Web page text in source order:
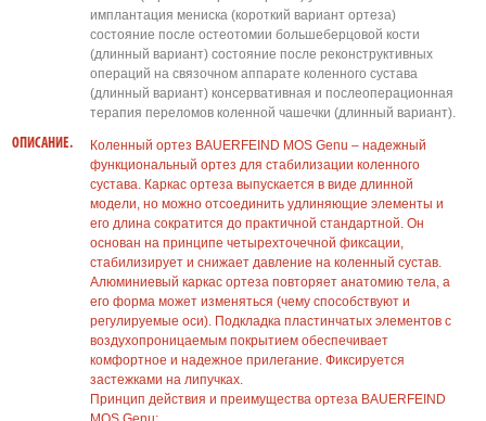
имплантация мениска (короткий вариант ортеза)
состояние после остеотомии большеберцовой кости
(длинный вариант) состояние после реконструктивных
операций на связочном аппарате коленного сустава
(длинный вариант) консервативная и послеоперационная
терапия переломов коленной чашечки (длинный вариант).
ОПИСАНИЕ.
Коленный ортез BAUERFEIND MOS Genu – надежный
функциональный ортез для стабилизации коленного
сустава. Каркас ортеза выпускается в виде длинной
модели, но можно отсоединить удлиняющие элементы и
его длина сократится до практичной стандартной. Он
основан на принципе четырехточечной фиксации,
стабилизирует и снижает давление на коленный сустав.
Алюминиевый каркас ортеза повторяет анатомию тела, а
его форма может изменяться (чему способствуют и
регулируемые оси). Подкладка пластинчатых элементов с
воздухопроницаемым покрытием обеспечивает
комфортное и надежное прилегание. Фиксируется
застежками на липучках.
Принцип действия и преимущества ортеза BAUERFEIND